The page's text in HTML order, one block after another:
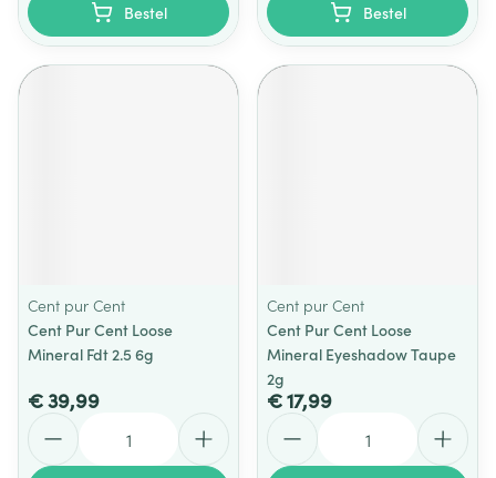
Bestel Bestel
Cent pur Cent
Cent Pur Cent Loose
Mineral Fdt 2.5 6g
€ 39,99
Cent pur Cent
Cent Pur Cent Loose
Mineral Eyeshadow Taupe
2g
€ 17,99